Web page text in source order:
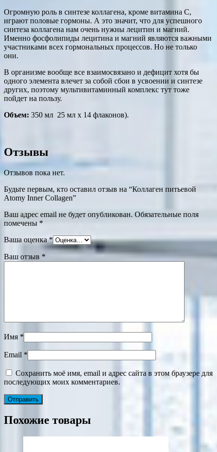
Огромную роль в синтезе коллагена, кроме витамина С,
играют половые гормоны. А это значит, что для успешного
синтеза коллагена нам очень нужны лецитин и магний.
Именно фосфолипиды лецитина и магний являются важными
участниками всех гормональных процессов. Но не только
они.
В организме вообще все взаимосвязано и дефицит хотя бы
одного элемента влечет за собой сбои в усвоении и синтезе
других, поэтому мультивитаминный комплекс тут тоже
пойдет на пользу.
Объем: 350 мл 25 мл х 14 флаконов).
Отзывы
Отзывов пока нет.
Будьте первым, кто оставил отзыв на “Коллаген питьевой
Atomy Inner Collagen”
Ваш адрес email не будет опубликован. Обязательные поля
помечены *
Ваша оценка*
Ваш отзыв *
Имя *
Email *
Сохранить моё имя, email и адрес сайта в этом браузере для
последующих моих комментариев.
Похожие товары